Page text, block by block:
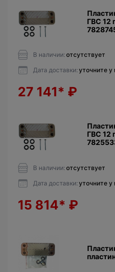
ГВС 12
В наличии: отсутствует
Дата доставки: уточните
27 141* ₽
ГВС 12
В наличии: отсутствует
Дата доставки: уточните
15 814* ₽